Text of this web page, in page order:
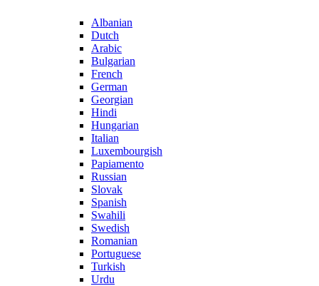
Albanian
Dutch
Arabic
Bulgarian
French
German
Georgian
Hindi
Hungarian
Italian
Luxembourgish
Papiamento
Russian
Slovak
Spanish
Swahili
Swedish
Romanian
Portuguese
Turkish
Urdu